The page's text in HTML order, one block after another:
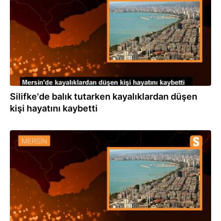
Silifke'de balık tutarken kayalıklardan düşen
kişi hayatını kaybetti
01.07.2023